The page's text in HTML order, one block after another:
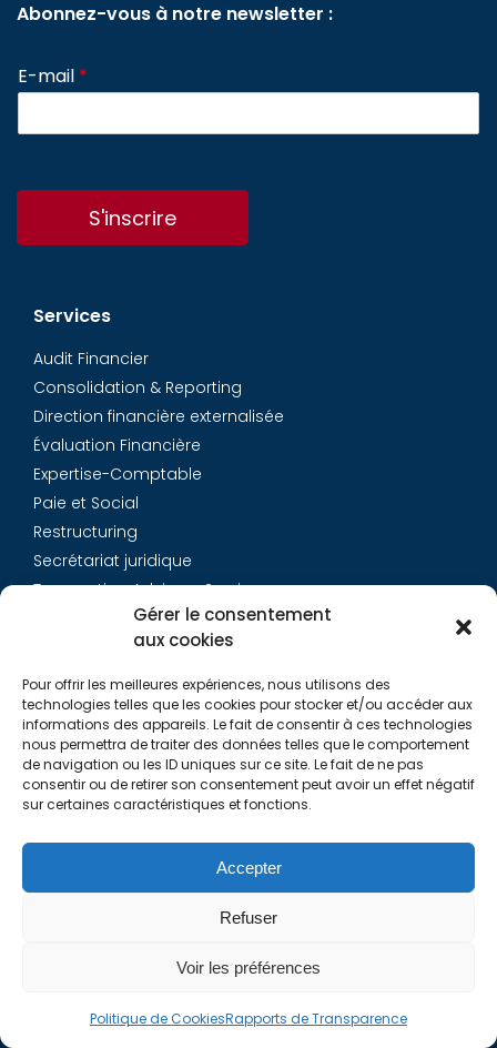
Gérer le consentement
aux cookies
Pour offrir les meilleures expériences, nous utilisons des
technologies telles que les cookies pour stocker et/ou accéder aux
informations des appareils. Le fait de consentir à ces technologies
nous permettra de traiter des données telles que le comportement
de navigation ou les ID uniques sur ce site. Le fait de ne pas
consentir ou de retirer son consentement peut avoir un effet négatif
sur certaines caractéristiques et fonctions.
Accepter
Refuser
Voir les préférences
Politique de CookiesRapports de Transparence
Abonnez-vous à notre newsletter :
E-mail *
S'inscrire
Services
Audit Financier
Consolidation & Reporting
Direction financière externalisée
Évaluation Financière
Expertise-Comptable
Paie et Social
Restructuring
Secrétariat juridique
Transaction Advisory Services
Équipe
Carrières
Contact
Liens utiles
Politique de Cookies (EU)